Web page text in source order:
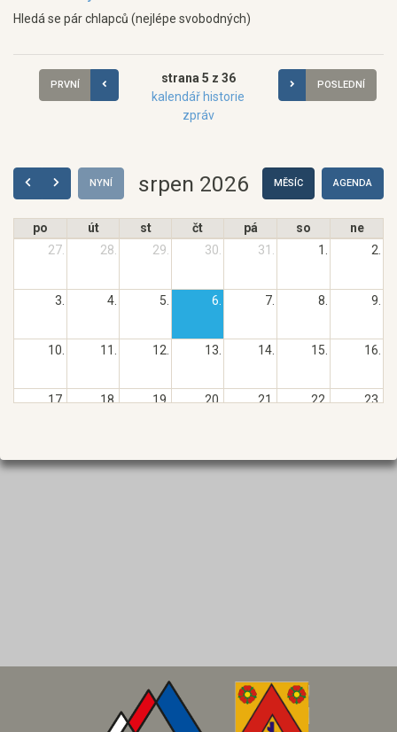
Hledá se pár chlapců (nejlépe svobodných)
PRVNÍ
strana 5 z 36
kalendář historie
zpráv
POSLEDNÍ
NYNÍ srpen 2026 MĚSÍC AGENDA
po út st čt pá so
ne
27.
28. 29. 30. 31. 1. 2.
3. 4. 5. 6. 7. 8. 9.
10. 11. 12. 13. 14. 15. 16.
17. 18. 19. 20. 21. 22. 23.